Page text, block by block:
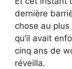
dernière
chose au
qu’il avait
cinq ans de
réveilla.